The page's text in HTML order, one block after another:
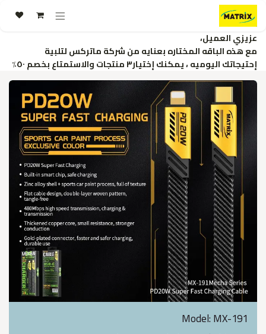
تخطي للذهاب إلى المحتوى
عزيزي العميل،
مع هذه الباقه المختاره بعنايه من شركة ماتركس لتلبية
إحتيجاتك اليوميه ، يمكنك إختيار٣ منتجات والاستمتاع بخصم ٥٠٪
Model: MX-191